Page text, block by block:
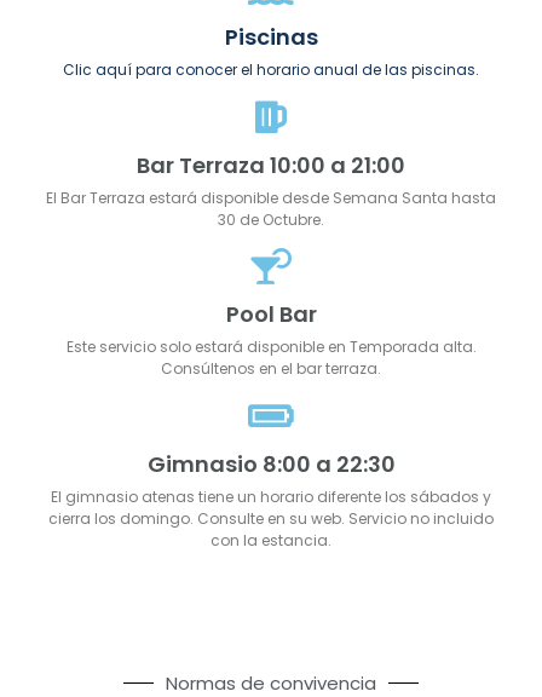
Piscinas
Clic aquí para conocer el horario anual de las piscinas.
Bar Terraza 10:00 a 21:00
El Bar Terraza estará disponible desde Semana Santa hasta
30 de Octubre.
Pool Bar
Este servicio solo estará disponible en Temporada alta.
Consúltenos en el bar terraza.
Gimnasio 8:00 a 22:30
El gimnasio atenas tiene un horario diferente los sábados y
cierra los domingo. Consulte en su web. Servicio no incluido
con la estancia.
Normas de convivencia